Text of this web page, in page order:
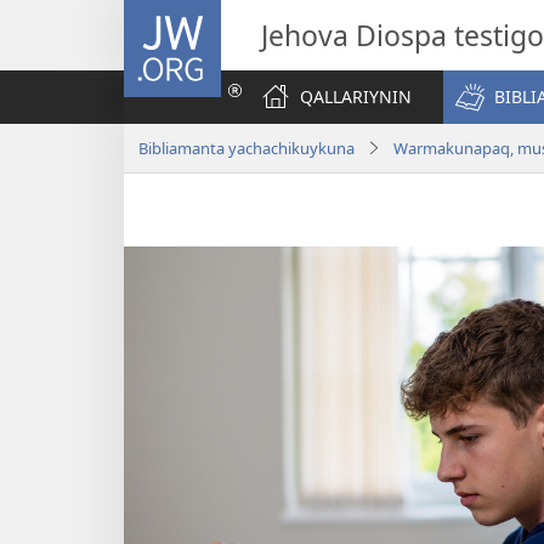
JW.ORG
Jehova Diospa
QALLARIYNIN
Bibliamanta yachachikuykuna Warmakunapaq,